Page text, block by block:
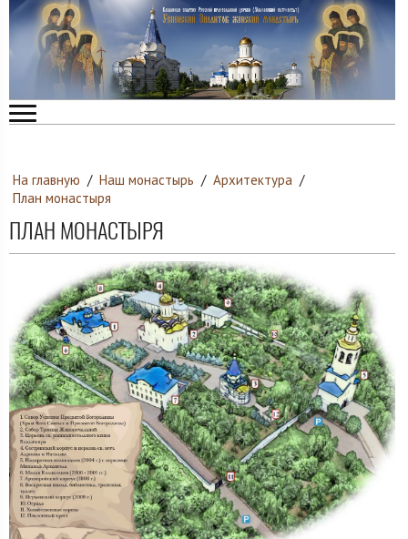
На главную / Наш монастырь / Архитектура /
План монастыря
ПЛАН МОНАСТЫРЯ